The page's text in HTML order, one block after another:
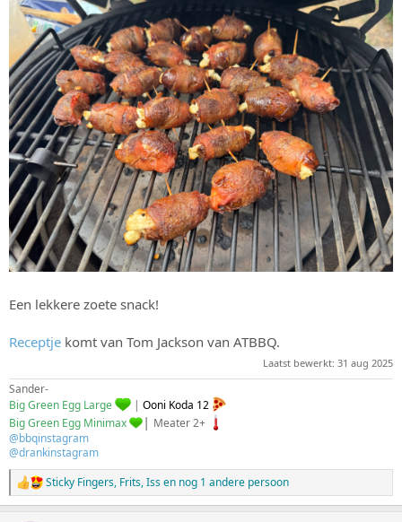
Een lekkere zoete snack!
Receptje komt van Tom Jackson van ATBBQ.
Laatst bewerkt: 31 aug 2025
Sander-
Big Green Egg Large
| Ooni Koda 12
Big Green Egg Minimax
| Meater 2+
@bbqinstagram
@drankinstagram
W
a
Sticky Fingers, Frits,Issen nog 1 andere persoon